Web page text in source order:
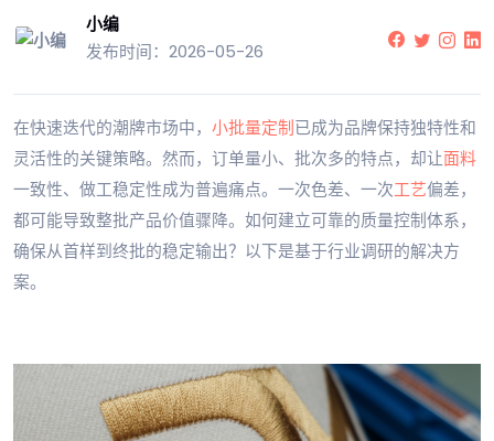
小编
发布时间：2026-05-26
在快速迭代的潮牌市场中， 小批量定制已成为品牌保持独特性和
灵活性的关键策略。然而，订单量小、批次多的特点，却让面料
一致性、做工稳定性成为普遍痛点。一次色差、一次工艺偏差，
都可能导致整批产品价值骤降。如何建立可靠的质量控制体系，
确保从首样到终批的稳定输出？以下是基于行业调研的解决方
案。